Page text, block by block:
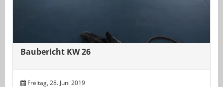
Baubericht KW 26
Freitag, 28. Juni 2019